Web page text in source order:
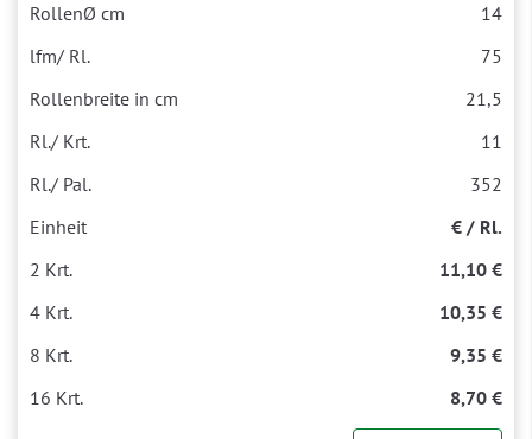
14
75
21,5
11
352
€ / Rl.
11,10 €
10,35 €
9,35 €
8,70 €